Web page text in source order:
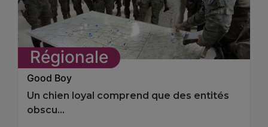
Régionale
Good Boy
Un chien loyal comprend que des entités
obscu...